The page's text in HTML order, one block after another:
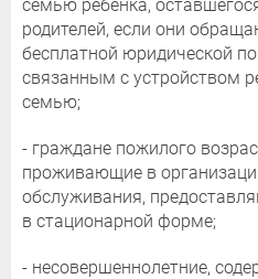
семью ребенка,
родителей, если они
бесплатной юридической
связанным с устройством
семью;
- граждане пожилого
проживающие в
обслуживания,
в стационарной форме;
- несовершеннолетние,